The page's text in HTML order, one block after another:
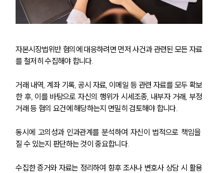
자본시장법위반 혐의에 대응하려면 먼저 사건과 관련된 모든 자료
를 철저히 수집해야 합니다.
거래 내역, 계좌 기록, 공시 자료, 이메일 등 관련 자료를 모두 확보
한 후, 이를 바탕으로 자신의 행위가 시세조종, 내부자 거래, 부정
거래 등 혐의 요건에 해당하는지 면밀히 검토해야 합니다.
동시에 고의성과 인과관계를 분석하여 자신이 법적으로 책임을
질 수 있는지 판단하는 것이 중요합니다.
수집한 증거와 자료는 정리하여 향후 조사나 변호사 상담 시 활용